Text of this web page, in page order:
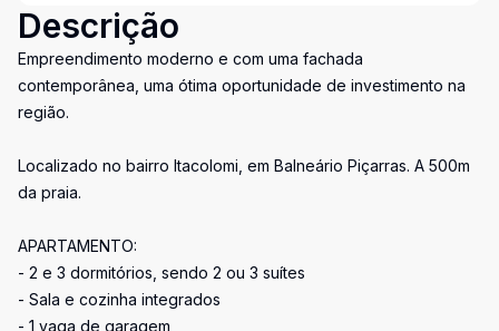
Descrição
Empreendimento moderno e com uma fachada
contemporânea, uma ótima oportunidade de investimento na
região.
Localizado no bairro Itacolomi, em Balneário Piçarras. A 500m
da praia.
APARTAMENTO:
- 2 e 3 dormitórios, sendo 2 ou 3 suítes
- Sala e cozinha integrados
- 1 vaga de garagem